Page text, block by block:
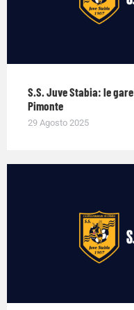
S.S. Juve Stabia: le
Pimonte
29 Agosto 2025